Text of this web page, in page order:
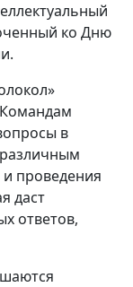
ко Дню
в
проведения
даст
ответов,